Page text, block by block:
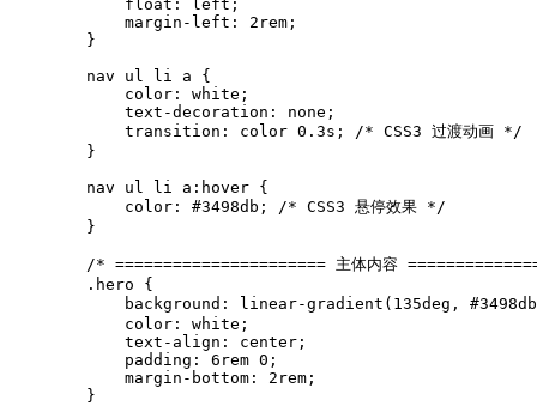
            float: left;
            margin-left: 2rem;
        }
        nav ul li a {
            color: white;
            text-decoration: none;
            transition: color 0.3s; /* CSS3 过渡动画 */
        }
        nav ul li a:hover {
            color: #3498db; /* CSS3 悬停效果 */
        }
/* ====================== 主体内容
        .hero {
background: linear-gradient(135deg,
            color: white;
            text-align: center;
            padding: 6rem 0;
            margin-bottom: 2rem;
        }